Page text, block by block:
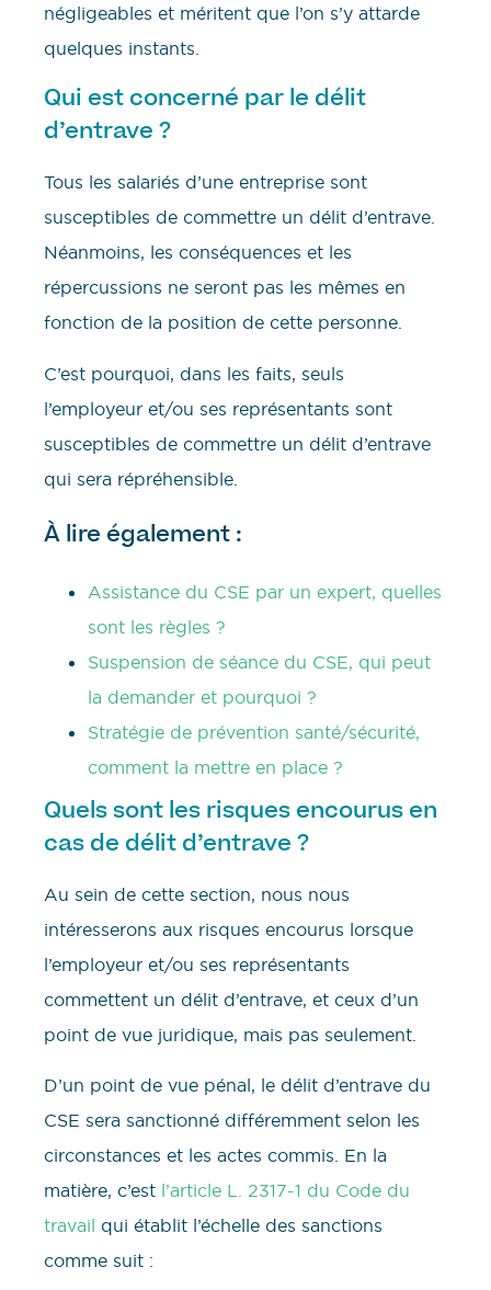
négligeables et méritent que l’on s’y attarde
quelques instants.
Qui est concerné par le délit
d’entrave ?
Tous les salariés d’une entreprise sont
susceptibles de commettre un délit d’entrave.
Néanmoins, les conséquences et les
répercussions ne seront pas les mêmes en
fonction de la position de cette personne.
C’est pourquoi, dans les faits, seuls
l’employeur et/ou ses représentants sont
susceptibles de commettre un délit d’entrave
qui sera répréhensible.
À lire également :
Assistance du CSE par un expert, quelles
sont les règles ?
Suspension de séance du CSE, qui peut
la demander et pourquoi ?
Stratégie de prévention santé/sécurité,
comment la mettre en place ?
Quels sont les risques encourus en
cas de délit d’entrave ?
Au sein de cette section, nous nous
intéresserons aux risques encourus lorsque
l’employeur et/ou ses représentants
commettent un délit d’entrave, et ceux d’un
point de vue juridique, mais pas seulement.
D’un point de vue pénal, le délit d’entrave du
CSE sera sanctionné différemment selon les
circonstances et les actes commis. En la
matière, c’est l’article L. 2317-1 du Code du
travail qui établit l’échelle des sanctions
comme suit :